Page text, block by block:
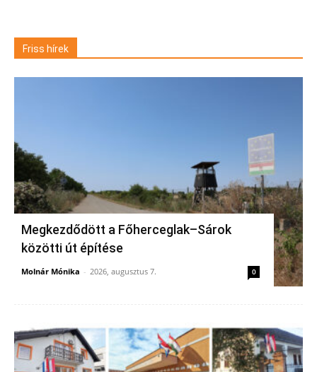
Friss hírek
Megkezdődött a Főherceglak–Sárok
közötti út építése
Molnár Mónika - 2026, augusztus 7. 0